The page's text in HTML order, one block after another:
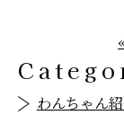
わんちゃん